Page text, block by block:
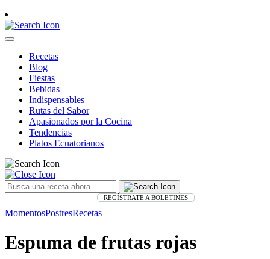
Recetas
Blog
Fiestas
Bebidas
Indispensables
Rutas del Sabor
Apasionados por la Cocina
Tendencias
Platos Ecuatorianos
REGÍSTRATE A BOLETINES
MomentosPostresRecetas
Espuma de frutas rojas